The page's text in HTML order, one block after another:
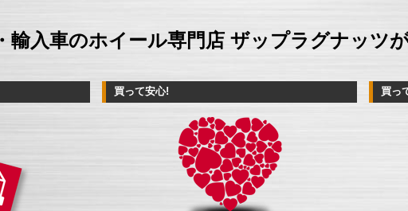
輸入車のホイール専門店 ザップラグナッツ
買って安心! 買っ